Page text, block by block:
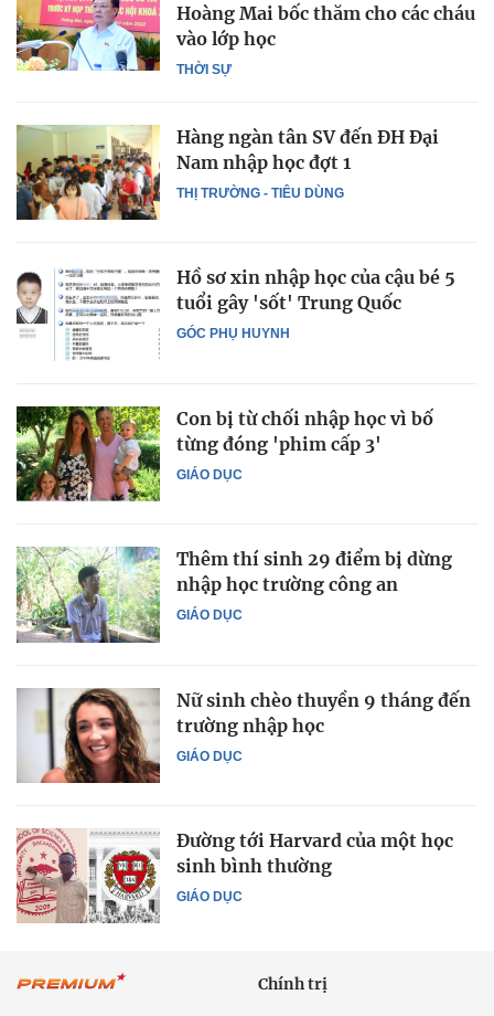
THỜI SỰ
Hoàng Mai bốc thăm cho các cháu
vào lớp học
THỊ TRƯỜNG - TIÊU DÙNG
Hàng ngàn tân SV đến ĐH Đại
Nam nhập học đợt 1
GÓC PHỤ HUYNH
Hồ sơ xin nhập học của cậu bé 5
tuổi gây 'sốt' Trung Quốc
GIÁO DỤC
Con bị từ chối nhập học vì bố
từng đóng 'phim cấp 3'
GIÁO DỤC
Thêm thí sinh 29 điểm bị dừng
nhập học trường công an
GIÁO DỤC
Nữ sinh chèo thuyền 9 tháng đến
trường nhập học
GIÁO DỤC
Đường tới Harvard của một học
sinh bình thường
Chính trị